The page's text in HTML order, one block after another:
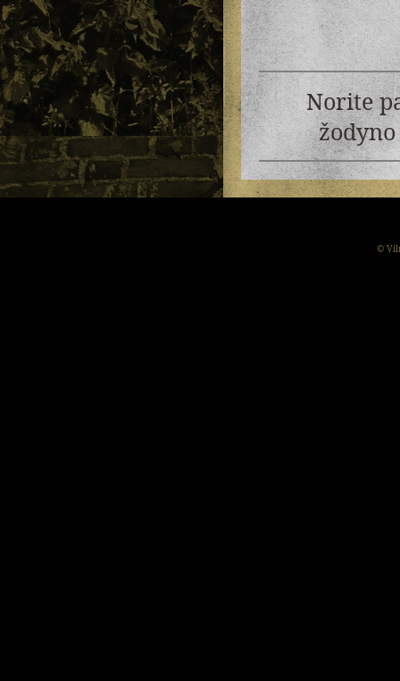
Norite
©